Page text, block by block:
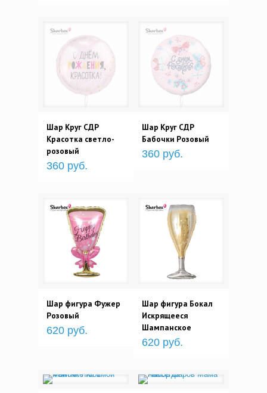
Шар Круг СДР
Красотка светло-
розовый
360 руб.
Шар Круг СДР
Бабочки Розовый
360 руб.
Шар фигура Фужер
Розовый
620 руб.
Шар фигура Бокал
Искрящееся
Шампанское
620 руб.